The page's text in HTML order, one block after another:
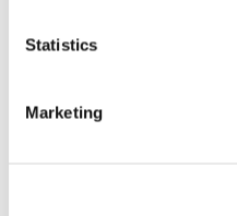
Statistics
Marketing
Magnus Heunicke
Gjerding samt
minister for nordisk